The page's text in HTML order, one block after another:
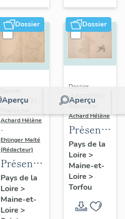
sur-
Moine
Dossier
Aperçu
IA49010572 |
Achard Hélène
-
Ehlinger Maïté
(Rédacteur)
Présentation
du
patrimoine
industriel
Pays de la
Loire >
Maine-et-
Loire >
Dossier
Aperçu
Dossier
IA49010556 |
Réalisé par
Achard Hélène
du
patrimoine
industriel
de la
commune
de
Pays de la
Loire >
Maine-et-
Loire >
Torfou